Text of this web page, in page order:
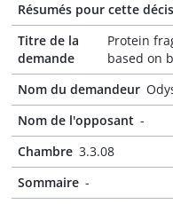
Résumés pour cette
Titre de la
demande
Protein
based on
Nom du demandeur
Nom de l'opposant -
Chambre 3.3.08
Sommaire -